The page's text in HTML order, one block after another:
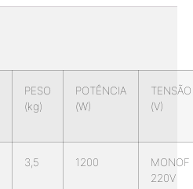
PESO
(kg)
POTÊNCIA
(W)
TENSÃO
(V)
3,5 1200
MONOF
220V